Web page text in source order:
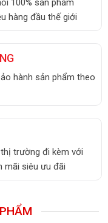
100% sản phẩm
hàng đầu thế giới
hành sản phẩm theo
trường đi kèm với
mãi siêu ưu đãi